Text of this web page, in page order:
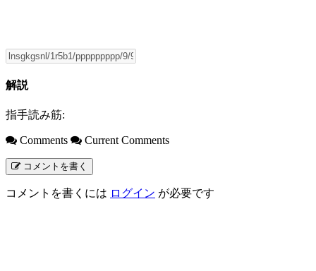
解説
指手読み筋:
Comments Current Comments
コメントを書く
コメントを書くには ログイン が必要です